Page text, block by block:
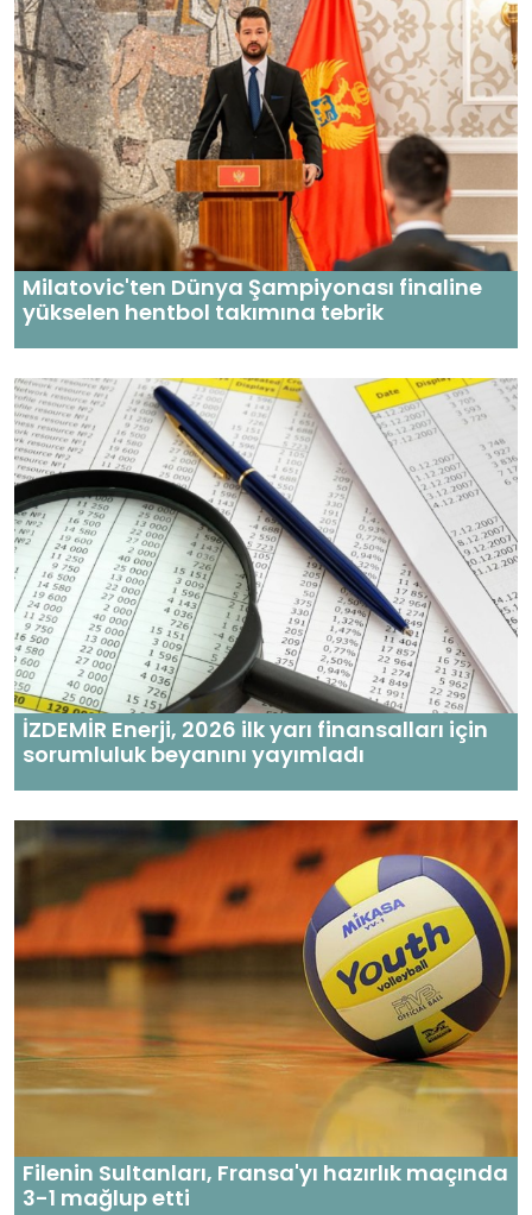
Milatovic'ten Dünya Şampiyonası finaline
yükselen hentbol takımına tebrik
İZDEMİR Enerji, 2026 ilk yarı finansalları için
sorumluluk beyanını yayımladı
Filenin Sultanları, Fransa'yı hazırlık maçında
3-1 mağlup etti